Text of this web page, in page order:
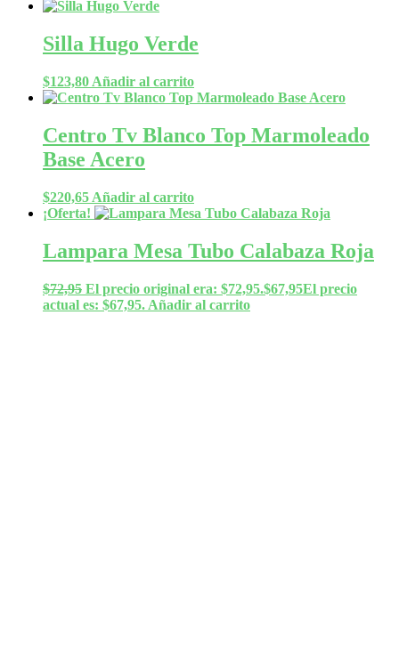
Silla Hugo Verde
$123,80 Añadir al carrito
Centro Tv Blanco Top Marmoleado
Base Acero
$220,65 Añadir al carrito
¡Oferta!
Lampara Mesa Tubo Calabaza Roja
$72,95 El precio original era: $72,95.$67,95El precio
actual es: $67,95. Añadir al carrito